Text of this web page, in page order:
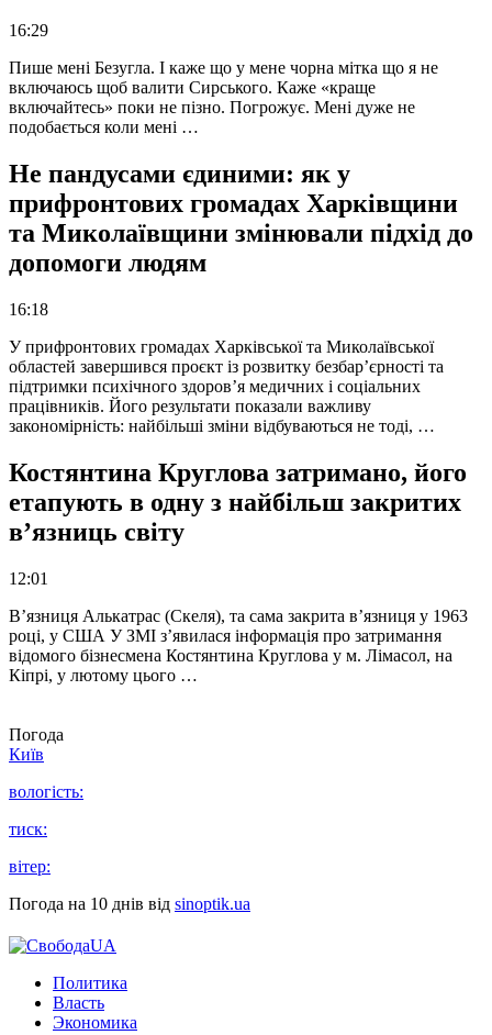
16:29
Пише мені Безугла. І каже що у мене чорна мітка що я не
включаюсь щоб валити Сирського. Каже «краще
включайтесь» поки не пізно. Погрожує. Мені дуже не
подобається коли мені …
Не пандусами єдиними: як у
прифронтових громадах Харківщини
та Миколаївщини змінювали підхід до
допомоги людям
16:18
У прифронтових громадах Харківської та Миколаївської
областей завершився проєкт із розвитку безбар’єрності та
підтримки психічного здоров’я медичних і соціальних
працівників. Його результати показали важливу
закономірність: найбільші зміни відбуваються не тоді, …
Костянтина Круглова затримано, його
етапують в одну з найбільш закритих
в’язниць світу
12:01
В’язниця Алькатрас (Скеля), та сама закрита в’язниця у 1963
році, у США У ЗМІ з’явилася інформація про затримання
відомого бізнесмена Костянтина Круглова у м. Лімасол, на
Кіпрі, у лютому цього …
Погода
Київ
вологість:
тиск:
вітер:
Погода на 10 днів від sinoptik.ua
Политика
Власть
Экономика